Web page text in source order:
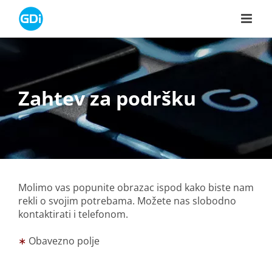
content
Zahtev za podršku
Molimo vas popunite obrazac ispod kako biste nam
rekli o svojim potrebama. Možete nas slobodno
kontaktirati i telefonom.
∗ Obavezno polje